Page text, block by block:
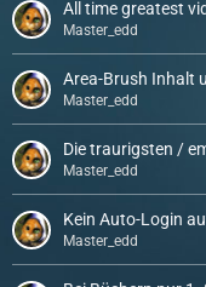
All time greatest
Master_edd
Area-Brush Inhalt
Master_edd
Die traurigsten /
Master_edd
Kein Auto-Login
Master_edd